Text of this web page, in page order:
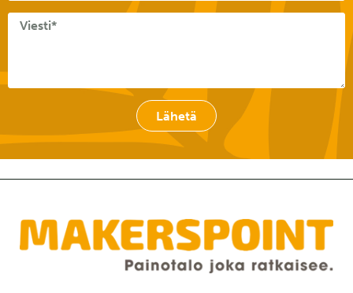
Lähetä